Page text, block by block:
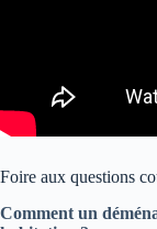
Foire aux questions
Comment un